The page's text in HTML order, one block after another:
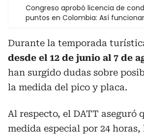
Congreso aprobó licencia de
puntos en Colombia: Así
Durante la temporada
desde el 12 de junio al 7 de
han surgido dudas sobre
la medida del pico y placa.
Al respecto, el DATT aseguró
medida especial por 24